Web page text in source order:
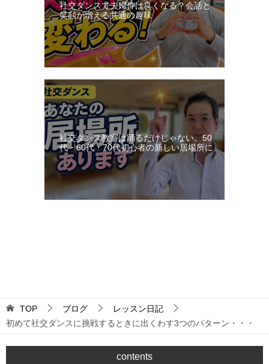
社交ダンスで夫婦仲は良くなる？会話と
笑顔が増える共通の趣味
社交ダンス教室は踊るだけじゃない。50
代・60代・70代初心者の新しい居場所に
TOP ブログ
レッスン日記
初めて社交ダンスに挑戦するときに出くわす3つのパターン・・・
contents